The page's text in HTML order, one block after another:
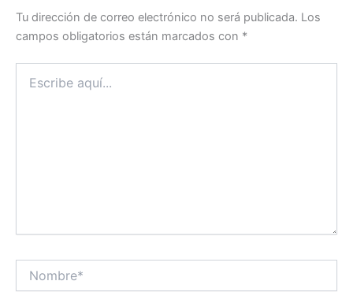
Tu dirección de correo electrónico no será publicada. Los
campos obligatorios están marcados con *
aquí...